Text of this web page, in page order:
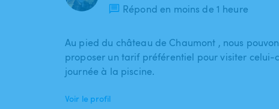
Répond en moins de 1 heure
Au pied du château de Chaumont , nous
proposer un tarif préférentiel pour visiter celui-
journée à la piscine.
Voir le profil